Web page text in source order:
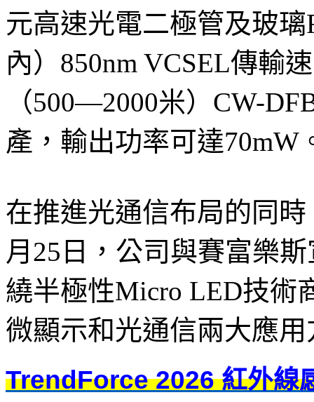
元高速光電二極管及玻
內）850nm VCSEL傳輸
（500—2000米）CW-
產，輸出功率可達70mW
在推進光通信布局的同
月25日，公司與賽富樂
繞半極性Micro LED技術
微顯示和光通信兩大應用
TrendForce 2026 紅外線